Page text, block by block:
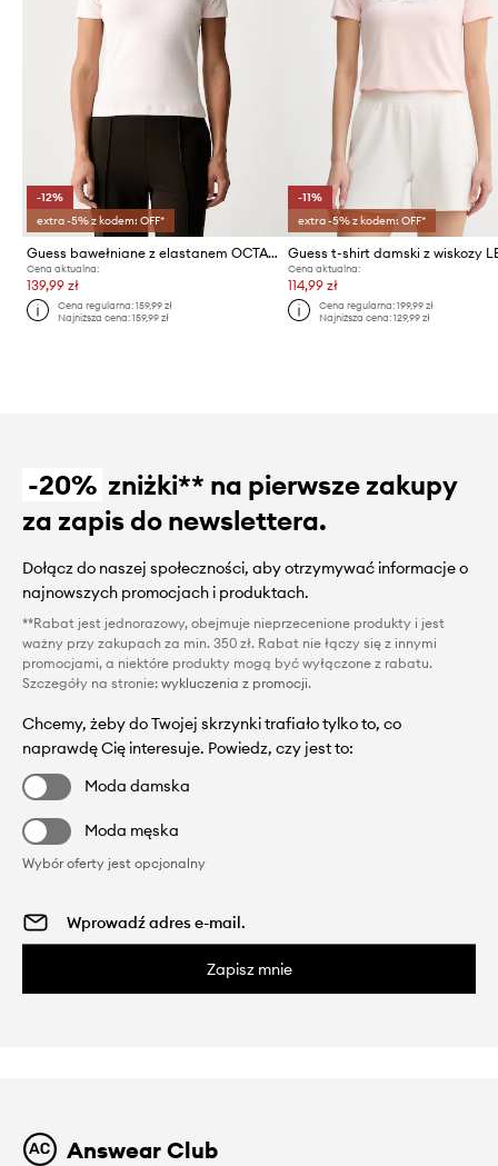
-12%
extra -5% z kodem: OFF*
Guess bawełniane z elastanem OCTAVIA
Cena aktualna:
139,99 zł
Cena regularna:159,99 zł
Najniższa cena:159,99 zł
-11%
extra -5% z kodem: OFF*
Guess t-shirt damski z wiskozy
Cena aktualna:
114,99 zł
Cena regularna: 199,99 zł
Najniższa cena: 129,99 zł
-20% zniżki** na pierwsze zakupy
za zapis do newslettera.
Dołącz do naszej społeczności, aby otrzymywać informacje o
najnowszych promocjach i produktach.
**Rabat jest jednorazowy, obejmuje nieprzecenione produkty i jest
ważny przy zakupach za min. 350 zł. Rabat nie łączy się z innymi
promocjami, a niektóre produkty mogą być wyłączone z rabatu.
Szczegóły na stronie: wykluczenia z promocji.
Chcemy, żeby do Twojej skrzynki trafiało tylko to, co
naprawdę Cię interesuje. Powiedz, czy jest to:
Moda damska
Moda męska
Wybór oferty jest opcjonalny
Zapisz mnie
Answear Club